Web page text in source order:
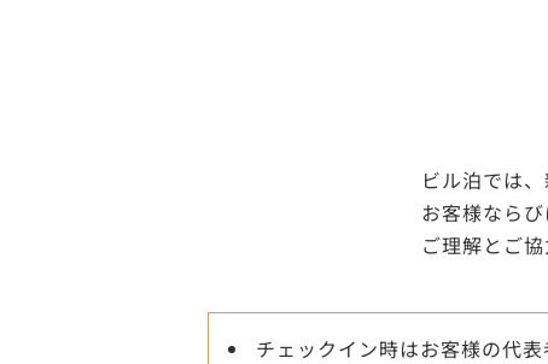
ビル泊では
お客様なら
ご理解とご
チェックイン時はお客様の代